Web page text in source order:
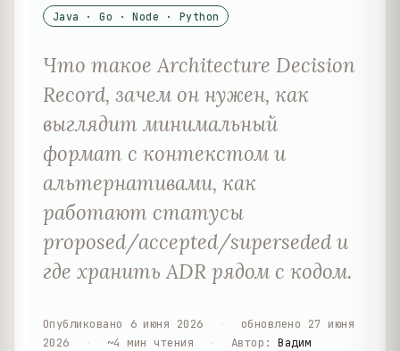
Java · Go · Node · Python
Что такое Architecture Decision
Record, зачем он нужен, как
выглядит минимальный
формат с контекстом и
альтернативами, как
работают статусы
proposed/accepted/superseded и
где хранить ADR рядом с кодом.
Опубликовано 6 июня 2026 обновлено 27 июня
2026
~4 мин чтения Автор :Вадим